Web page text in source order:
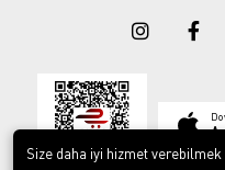
Size daha iyi hizmet